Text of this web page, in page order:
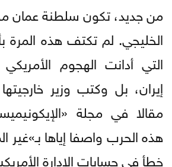
من جديد، تكون سلطنة عمان
الخليجي. لم تكتف هذه المرة
التي أدانت الهجوم
إيران، بل وكتب وزير
مقالا في مجلة
هذه الحرب واصفا إياها بـ»غير
خطأ في حسابات الإدارة